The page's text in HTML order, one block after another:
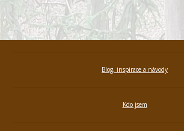
Blog, inspirace a návody
Kdo jsem